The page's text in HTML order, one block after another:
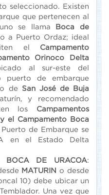
seleccionado. Existen
que pertenecen al
se llama Boca de
a Puerto Ordaz; ideal
el Campamento
Orinoco Delta
al sur-este del
puerto de embarque
de San José de Buja
y recomendado
los Campamentos
el Campamento Boca
de Embarque se
en el Estado Delta
BOCA DE URACOA:
MATURIN o desde
10) debe ubicar un
Una vez que